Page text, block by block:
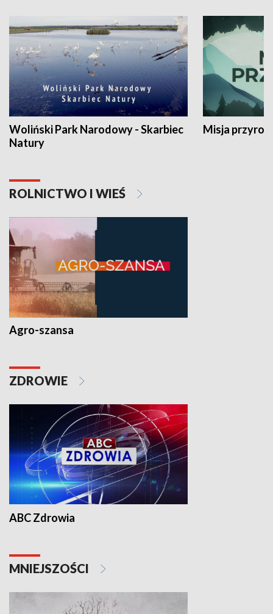
Woliński Park Narodowy - Skarbiec
Natury
Misja
ROLNICTWO I WIEŚ
Agro-szansa
ZDROWIE
ABC Zdrowia
MNIEJSZOŚCI